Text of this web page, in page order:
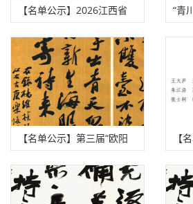
【名单公示】2026江西省
“姜夔杯”书法篆刻作品展公
示名单
“青
书
奖
【名单公示】第三届“欧阳
中石杯”书法篆刻展获奖、
入展名单
【
篆
选名